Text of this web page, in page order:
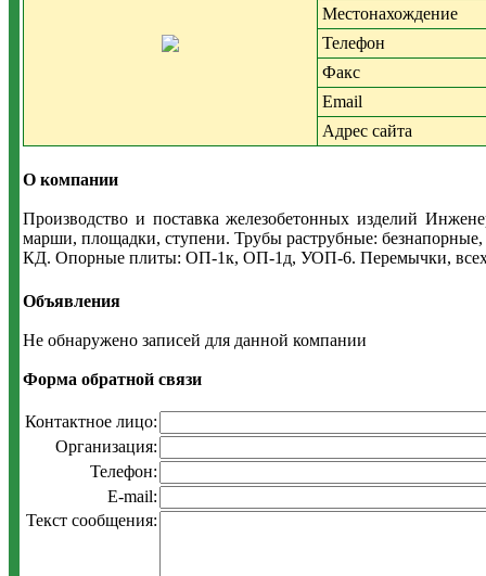
Местонахождение
Телефон
Факс
Email
Адрес сайта
О компании
Производство и поставка железобетонных изделий
марши, площадки, ступени. Трубы раструбные:
КД. Опорные плиты: ОП-1к, ОП-1д, УОП-6. Перемычки, всех
Объявления
Не обнаружено записей для данной компании
Форма обратной связи
Контактное лицо:
Организация:
Телефон:
E-mail:
Текст сообщения: